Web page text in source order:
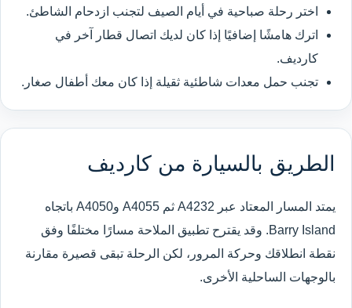
اختر رحلة صباحية في أيام الصيف لتجنب ازدحام الشاطئ.
اترك هامشًا إضافيًا إذا كان لديك اتصال قطار آخر في
كارديف.
تجنب حمل معدات شاطئية ثقيلة إذا كان معك أطفال صغار.
الطريق بالسيارة من كارديف
يمتد المسار المعتاد عبر A4232 ثم A4055 وA4050 باتجاه
Barry Island. وقد يقترح تطبيق الملاحة مسارًا مختلفًا وفق
نقطة انطلاقك وحركة المرور، لكن الرحلة تبقى قصيرة مقارنة
بالوجهات الساحلية الأخرى.